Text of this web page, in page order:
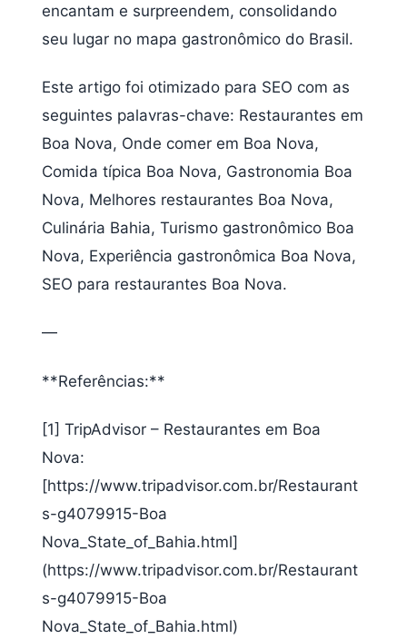
encantam e surpreendem, consolidando
seu lugar no mapa gastronômico do Brasil.
Este artigo foi otimizado para SEO com as
seguintes palavras-chave: Restaurantes em
Boa Nova, Onde comer em Boa Nova,
Comida típica Boa Nova, Gastronomia Boa
Nova, Melhores restaurantes Boa Nova,
Culinária Bahia, Turismo gastronômico Boa
Nova, Experiência gastronômica Boa Nova,
SEO para restaurantes Boa Nova.
—
**Referências:**
[1] TripAdvisor – Restaurantes em Boa
Nova:
[https://www.tripadvisor.com.br/Restaurant
s-g4079915-Boa
Nova_State_of_Bahia.html]
(https://www.tripadvisor.com.br/Restaurant
s-g4079915-Boa
Nova_State_of_Bahia.html)